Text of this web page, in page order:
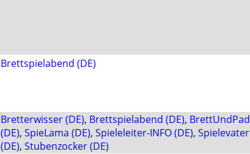
Brettspielabend (DE)
Bretterwisser (DE), Brettspielabend (DE), BrettUndPad
(DE), SpieLama (DE), Spieleleiter-INFO (DE), Spielevater
(DE), Stubenzocker (DE)